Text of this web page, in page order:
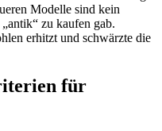
Modelle sind kein
zu kaufen gab.
erhitzt und schwärzte die
für